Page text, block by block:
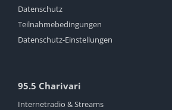
Datenschutz
Teilnahmebedingungen
Datenschutz-Einstellungen
95.5 Charivari
Internetradio & Streams